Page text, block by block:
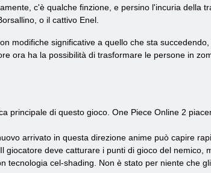
c'è qualche finzione, e persino l'incuria della
o il cattivo Enel.
modifiche significative a quello che sta
ora ha la possibilità di trasformare le persone in
principale di questo gioco. One Piece Online 2
arrivato in questa direzione anime può capire
giocatore deve catturare i punti di gioco del nemico,
tecnologia cel-shading. Non è stato per niente che